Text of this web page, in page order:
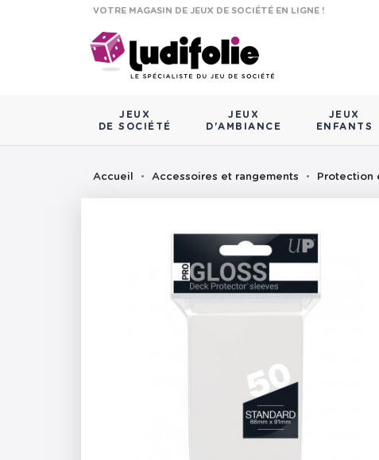
VOTRE MAGASIN DE JEUX DE SOCIÉTÉ EN LIGNE !
JEUX
DE SOCIÉTÉ
JEUX
D'AMBIANCE
JEUX
ENFANTS
Accueil Accessoires et rangements Protection